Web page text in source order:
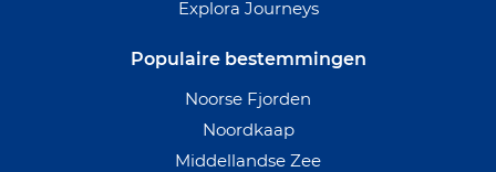
Explora Journeys
Populaire bestemmingen
Noorse Fjorden
Noordkaap
Middellandse Zee